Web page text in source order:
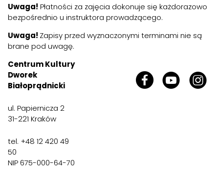
Uwaga! Płatności za zajęcia dokonuje się każdorazowo
bezpośrednio u instruktora prowadzącego.
Uwaga! Zapisy przed wyznaczonymi terminami nie są
brane pod uwagę.
Centrum Kultury
Dworek
Białoprądnicki
ul. Papiernicza 2
31-221 Kraków
tel. +48 12 420 49
50
NIP 675-000-64-70